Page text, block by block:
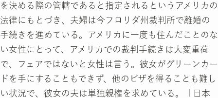
を決める際の管轄であると指定されるというアメリカの
法律にもとづき、夫婦は今フロリダ州裁判所で離婚の
手続きを進めている。アメリカに一度も住んだことのな
い女性にとって、アメリカでの裁判手続きは大変重荷
で、フェアではないと女性は言う。彼女がグリーンカー
ドを手にすることもできず、他のビザを得ることも難し
い状況で、彼女の夫は単独親権を求めている。「日本